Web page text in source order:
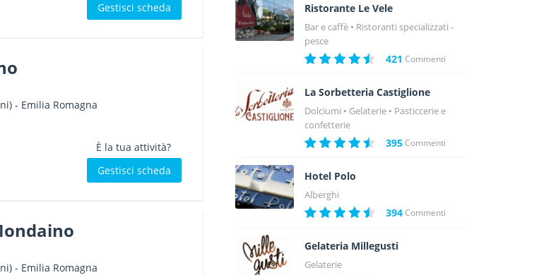
Gestisci scheda
- Emilia Romagna
È la tua attività?
Gestisci scheda
- Emilia Romagna
Ristorante Le Vele
Bar e caffè
Ristoranti specializzati -
pesce
421 Commenti
La Sorbetteria Castiglione
Dolciumi Gelaterie
Pasticcerie e
confetterie
395Commenti
Hotel Polo
Alberghi
394Commenti
Gelateria Millegusti
Gelaterie